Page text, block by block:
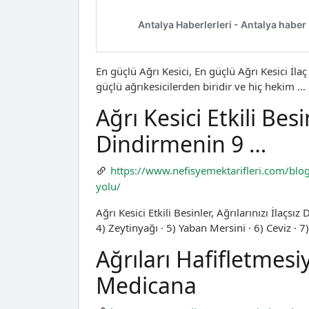
En güçlü Ağrı Kesici, En güçlü Ağrı Kesici
güçlü ağrıkesicilerden biridir ve hiç hekim …
Ağrı Kesici Etkili
Dindirmenin 9 …
https://www.nefisyemektarifleri.com/
yolu/
Ağrı Kesici Etkili Besinler, Ağrılarınızı
4) Zeytinyağı · 5) Yaban Mersini · 6) Ceviz ·
Ağrıları
Medicana